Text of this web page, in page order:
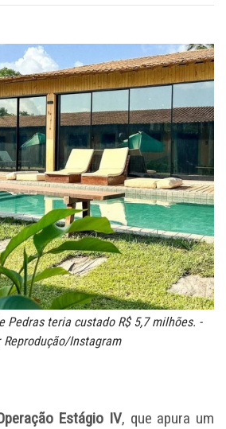
Pedras teria custado R$ 5,7 milhões. -
Reprodução/Instagram
Estágio IV, que apura um